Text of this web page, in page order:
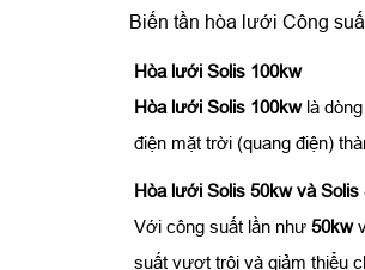
Biến tần hòa lưới Công
Hòa lưới Solis 100kw
Hòa lưới Solis 100kwlà dòng
điện mặt trời (quang điện)
Hòa lưới Solis 50kw và Solis
Với công suất lần như 50kw
suất vượt trội và giảm thiểu